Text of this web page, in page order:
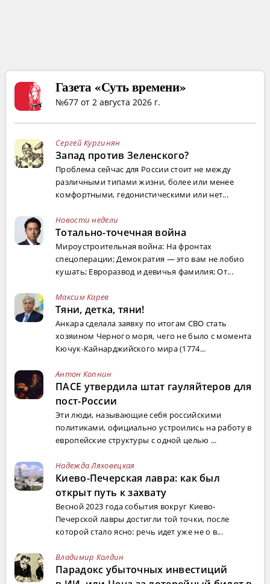
Газета «Суть времени»
№677 от 2 августа 2026 г.
Сергей Кургинян
Запад против Зеленского?
Проблема сейчас для России стоит не между
различными типами жизни, более или менее
комфортными, гедонистическими или нет...
Новости недели
Тотально-точечная война
Мироустроительная война: На фронтах
спецоперации; Демократия — это вам не лобио
кушать; Евроразвод и девичья фамилия; От...
Максим Карев
Тяни, детка, тяни!
Анкара сделала заявку по итогам СВО стать
хозяином Черного моря, чего не было с момента
Кючук-Кайнарджийского мира (1774...
Антон Копнин
ПАСЕ утвердила штат гауляйтеров для
пост-России
Эти люди, называющие себя российскими
политиками, официально устроились на работу в
европейские структуры с одной целью ...
Надежда Ляховецкая
Киево-Печерская лавра: как был
открыт путь к захвату
Весной 2023 года события вокруг Киево-
Печерской лавры достигли той точки, после
которой стало ясно: речь идет уже не о в...
Владимир Колдин
Парадокс убыточных инвестиций